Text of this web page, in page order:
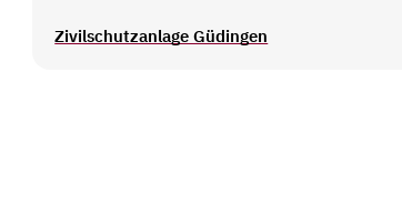
Zivilschutzanlage Güdingen